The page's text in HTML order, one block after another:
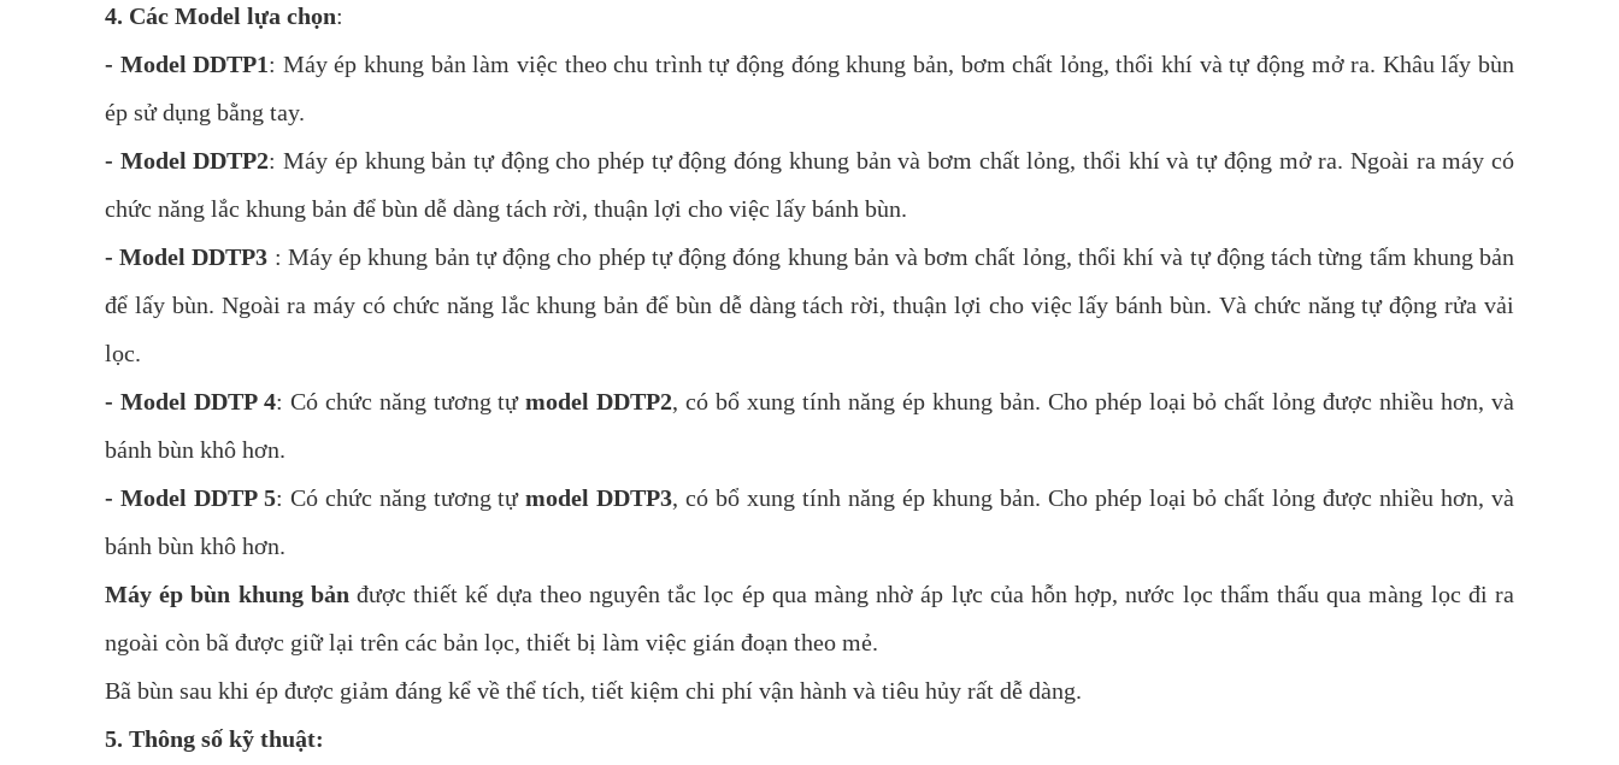
4. Các Model lựa chọn:
- Model DDTP1: Máy ép khung bản làm việc theo chu trình tự động đóng khung bản, bơm chất lỏng, thổi khí và tự động mở ra. Khâu lấy bùn
ép sử dụng bằng tay.
- Model DDTP2: Máy ép khung bản tự động cho phép tự động đóng khung bản và bơm chất lỏng, thổi khí và tự động mở ra. Ngoài ra máy có
chức năng lắc khung bản để bùn dễ dàng tách rời, thuận lợi cho việc lấy bánh bùn.
- Model DDTP3 : Máy ép khung bản tự động cho phép tự động đóng khung bản và bơm chất lỏng, thổi khí và tự động tách từng tấm khung bản
để lấy bùn. Ngoài ra máy có chức năng lắc khung bản để bùn dễ dàng tách rời, thuận lợi cho việc lấy bánh bùn. Và chức năng tự động rửa vải
lọc.
- Model DDTP 4: Có chức năng tương tựmodel DDTP2, có bổ xung tính năng ép khung bản. Cho phép loại bỏ chất lỏng được nhiều hơn, và
bánh bùn khô hơn.
- Model DDTP 5: Có chức năng tương tựmodel DDTP3, có bổ xung tính năng ép khung bản. Cho phép loại bỏ chất lỏng được nhiều hơn, và
bánh bùn khô hơn.
Máy ép bùn khung bản được thiết kế dựa theo nguyên tắc lọc ép qua màng nhờ áp lực của hỗn hợp, nước lọc thẩm thấu qua màng lọc đi ra
ngoài còn bã được giữ lại trên các bản lọc, thiết bị làm việc gián đoạn theo mẻ.
Bã bùn sau khi ép được giảm đáng kể về thể tích, tiết kiệm chi phí vận hành và tiêu hủy rất dễ dàng.
5. Thông số kỹ thuật: